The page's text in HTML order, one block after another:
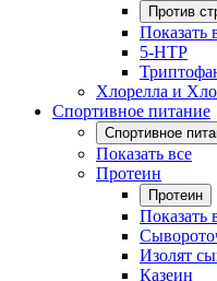
Против
Показать
5-HTP
Хлорелла и
Спортивное питание
Спортивное
Показать все
Протеин
Протеин
Показать
Изолят
Казеин